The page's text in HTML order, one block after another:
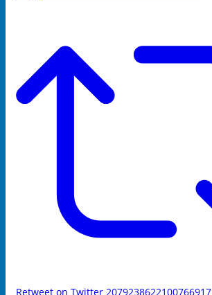
Retweet on Twitter 2079238622100766917